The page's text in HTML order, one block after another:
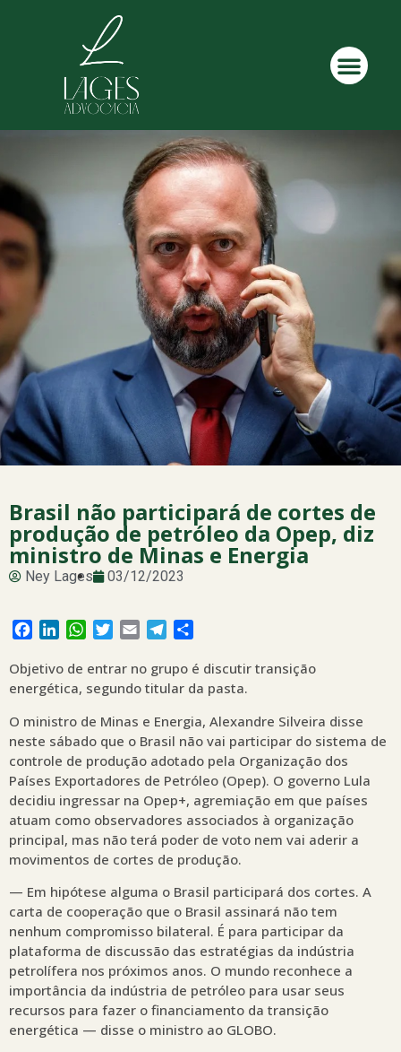
Brasil não participará de cortes de
produção de petróleo da Opep, diz
ministro de Minas e Energia
Ney Lages 03/12/2023
Facebook
LinkedInWhatsApp
Twitter
Email Telegram
Objetivo de entrar no grupo é discutir transição
energética, segundo titular da pasta.
O ministro de Minas e Energia, Alexandre Silveira disse
neste sábado que o Brasil não vai participar do sistema de
controle de produção adotado pela Organização dos
Países Exportadores de Petróleo (Opep). O governo Lula
decidiu ingressar na Opep+, agremiação em que países
atuam como observadores associados à organização
principal, mas não terá poder de voto nem vai aderir a
movimentos de cortes de produção.
— Em hipótese alguma o Brasil participará dos cortes. A
carta de cooperação que o Brasil assinará não tem
nenhum compromisso bilateral. É para participar da
plataforma de discussão das estratégias da indústria
petrolífera nos próximos anos. O mundo reconhece a
importância da indústria de petróleo para usar seus
recursos para fazer o financiamento da transição
energética — disse o ministro ao GLOBO.